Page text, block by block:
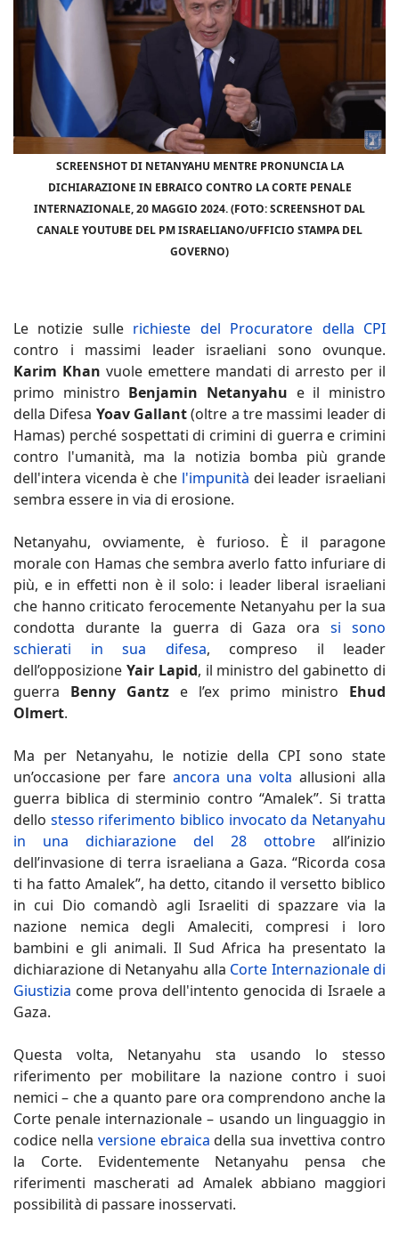
SCREENSHOT DI NETANYAHU MENTRE PRONUNCIA LA
DICHIARAZIONE IN EBRAICO CONTRO LA CORTE PENALE
INTERNAZIONALE, 20 MAGGIO 2024. (FOTO: SCREENSHOT DAL
CANALE YOUTUBE DEL PM ISRAELIANO/UFFICIO STAMPA DEL
GOVERNO)
Le notizie sulle richieste del Procuratore della CPI
contro i massimi leader israeliani sono ovunque.
Karim Khan vuole emettere mandati di arresto per il
primo ministro Benjamin Netanyahu e il ministro
della Difesa Yoav Gallant(oltre a tre massimi leader di
Hamas) perché sospettati di crimini di guerra e crimini
contro l'umanità, ma la notizia bomba più grande
dell'intera vicenda è che l'impunità dei leader israeliani
sembra essere in via di erosione.
Netanyahu, ovviamente, è furioso. È il paragone
morale con Hamas che sembra averlo fatto infuriare di
più, e in effetti non è il solo: i leader liberal israeliani
che hanno criticato ferocemente Netanyahu per la sua
condotta durante la guerra di Gaza orasi sono
schierati in sua difesa, compreso il leader
dell’opposizione Yair Lapid, il ministro del gabinetto di
guerra Benny Gantz e l’ex primo ministro Ehud
Olmert.
Ma per Netanyahu, le notizie della CPI sono state
un’occasione per fare ancora una volta allusioni alla
guerra biblica di sterminio contro “Amalek”. Si tratta
dello stesso riferimento biblico invocato da Netanyahu
in una dichiarazione del 28 ottobre all’inizio
dell’invasione di terra israeliana a Gaza. “Ricorda cosa
ti ha fatto Amalek”, ha detto, citando il versetto biblico
in cui Dio comandò agli Israeliti di spazzare via la
nazione nemica degli Amaleciti, compresi i loro
bambini e gli animali. Il Sud Africa ha presentato la
dichiarazione di Netanyahu alla Corte Internazionale di
Giustizia come prova dell'intento genocida di Israele a
Gaza.
Questa volta, Netanyahu sta usando lo stesso
riferimento per mobilitare la nazione contro i suoi
nemici – che a quanto pare ora comprendono anche la
Corte penale internazionale – usando un linguaggio in
codice nella versione ebraica della sua invettiva contro
la Corte. Evidentemente Netanyahu pensa che
riferimenti mascherati ad Amalek abbiano maggiori
possibilità di passare inosservati.